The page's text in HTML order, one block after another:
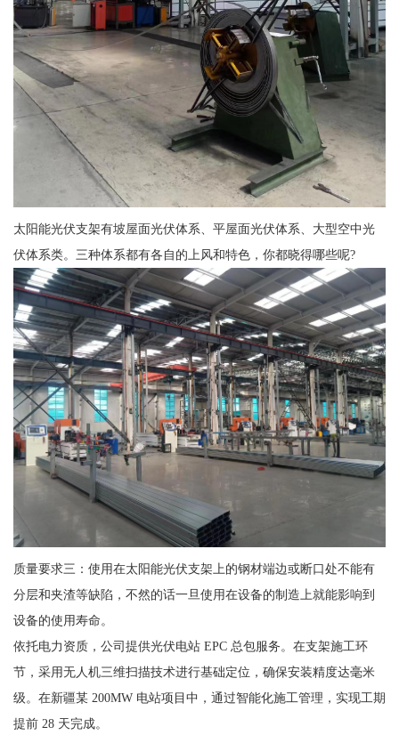
太阳能光伏支架有坡屋面光伏体系、平屋面光伏体系、大型空中光
伏体系类。三种体系都有各自的上风和特色，你都晓得哪些呢?
质量要求三：使用在太阳能光伏支架上的钢材端边或断口处不能有
分层和夹渣等缺陷，不然的话一旦使用在设备的制造上就能影响到
设备的使用寿命。
依托电力资质，公司提供光伏电站 EPC 总包服务。在支架施工环
节，采用无人机三维扫描技术进行基础定位，确保安装精度达毫米
级。在新疆某 200MW 电站项目中，通过智能化施工管理，实现工期
提前 28 天完成。